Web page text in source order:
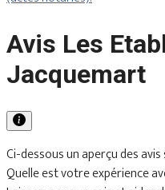
Avis Les
Jacquemart
Ci-dessous un aperçu des
Quelle est votre expérience